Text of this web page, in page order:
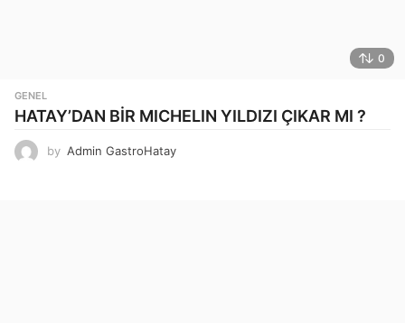
0
GENEL
HATAY’DAN BİR MICHELIN YILDIZI ÇIKAR MI ?
by Admin GastroHatay